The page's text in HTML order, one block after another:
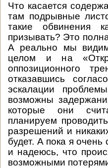
Что касается
там подрывные
такие обвинения
призывать? Это
А реально мы
целом и на
оппозиционного
отказавшись
эскалации
возможны
которые они
планируем
разрешений и
будет. А пока я
и надеюсь, что
возможными